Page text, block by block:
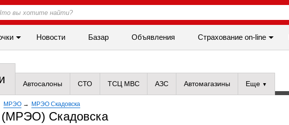
Новости Базар Объявления Cтрахование on-line
Автосалоны СТО ТСЦ МВС АЗС Автомагазины Еще
МРЭО → МРЭО Скадовска
Скадовска